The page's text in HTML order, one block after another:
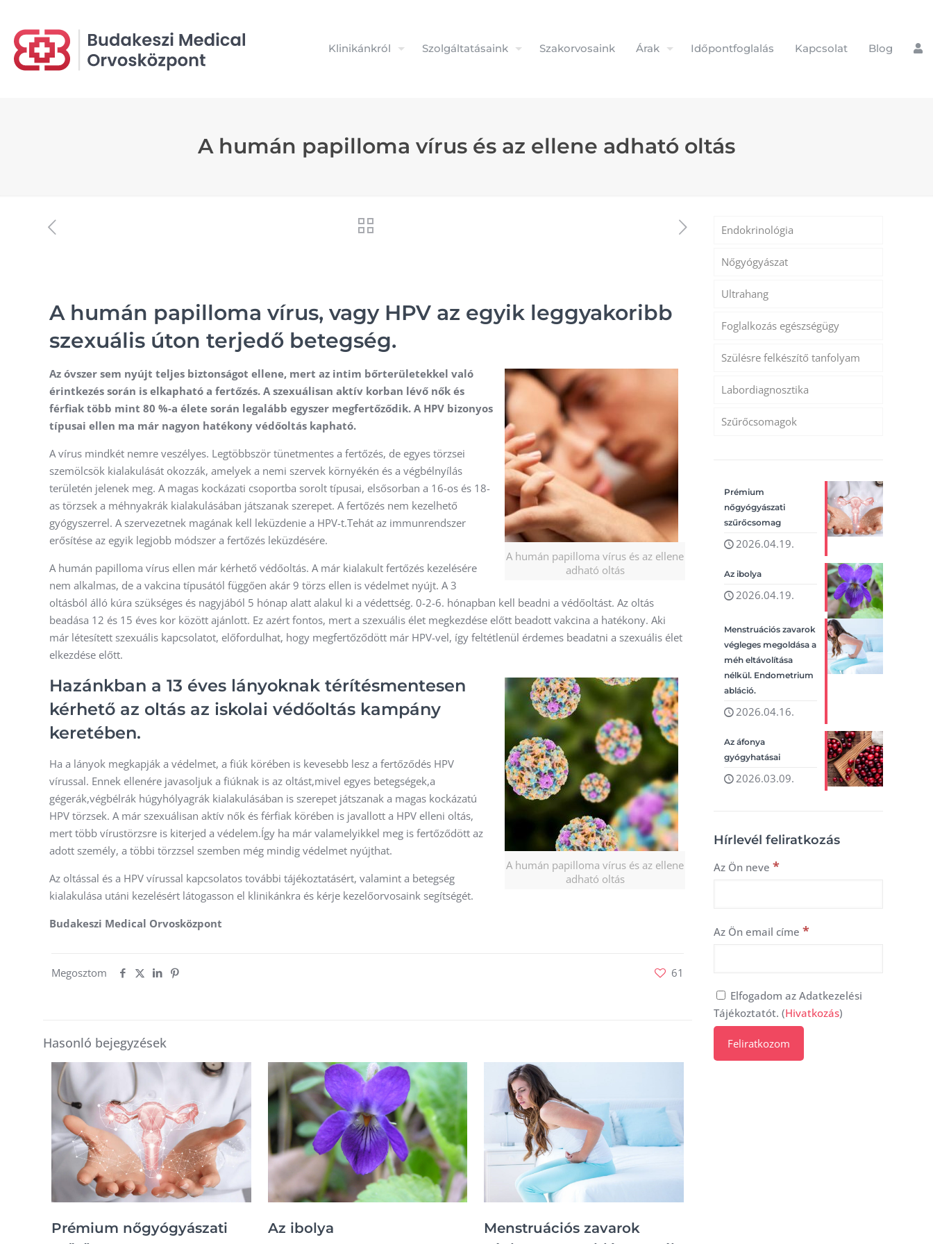
Klinikánkról Szolgáltatásaink Szakorvosaink Árak Időpontfoglalás Kapcsolat Blog
A humán papilloma vírus és az ellene adható oltás
A humán papilloma vírus, vagy HPV az egyik leggyakoribb
szexuális úton terjedő betegség.
A humán papilloma vírus és az ellene
adható oltás
Az óvszer sem nyújt teljes biztonságot ellene, mert az intim bőrterületekkel való
érintkezés során is elkapható a fertőzés. A szexuálisan aktív korban lévő nők és
férfiak több mint 80 %-a élete során legalább egyszer megfertőződik. A HPV bizonyos
típusai ellen ma már nagyon hatékony védőoltás kapható.
A vírus mindkét nemre veszélyes. Legtöbbször tünetmentes a fertőzés, de egyes törzsei
szemölcsök kialakulását okozzák, amelyek a nemi szervek környékén és a végbélnyílás
területén jelenek meg. A magas kockázati csoportba sorolt típusai, elsősorban a 16-os és 18-
as törzsek a méhnyakrák kialakulásában játszanak szerepet. A fertőzés nem kezelhető
gyógyszerrel. A szervezetnek magának kell leküzdenie a HPV-t.Tehát az immunrendszer
erősítése az egyik legjobb módszer a fertőzés leküzdésére.
A humán papilloma vírus ellen már kérhető védőoltás. A már kialakult fertőzés kezelésére
nem alkalmas, de a vakcina típusától függően akár 9 törzs ellen is védelmet nyújt. A 3
oltásból álló kúra szükséges és nagyjából 5 hónap alatt alakul ki a védettség. 0-2-6. hónapban kell beadni a védőoltást. Az oltás
beadása 12 és 15 éves kor között ajánlott. Ez azért fontos, mert a szexuális élet megkezdése előtt beadott vakcina a hatékony. Aki
már létesített szexuális kapcsolatot, előfordulhat, hogy megfertőződött már HPV-vel, így feltétlenül érdemes beadatni a szexuális élet
elkezdése előtt.
A humán papilloma vírus és az ellene
adható oltás
Hazánkban a 13 éves lányoknak térítésmentesen
kérhető az oltás az iskolai védőoltás kampány
keretében.
Ha a lányok megkapják a védelmet, a fiúk körében is kevesebb lesz a fertőződés HPV
vírussal. Ennek ellenére javasoljuk a fiúknak is az oltást,mivel egyes betegségek,a
gégerák,végbélrák húgyhólyagrák kialakulásában is szerepet játszanak a magas kockázatú
HPV törzsek. A már szexuálisan aktív nők és férfiak körében is javallott a HPV elleni oltás,
mert több vírustörzsre is kiterjed a védelem.Így ha már valamelyikkel meg is fertőződött az
adott személy, a többi törzzsel szemben még mindig védelmet nyújthat.
Az oltással és a HPV vírussal kapcsolatos további tájékoztatásért, valamint a betegség
kialakulása utáni kezelésért látogasson el klinikánkra és kérje kezelőorvosaink segítségét.
Budakeszi Medical Orvosközpont
Megosztom 61
Hasonló bejegyzések
Prémium nőgyógyászati
Az ibolya
Menstruációs zavarok
Endokrinológia
Nőgyógyászat
Ultrahang
Foglalkozás egészségügy
Szülésre felkészítő tanfolyam
Labordiagnosztika
Szűrőcsomagok
Prémium
nőgyógyászati
szűrőcsomag
2026.04.19.
Az ibolya
2026.04.19.
Menstruációs zavarok
végleges megoldása a
méh eltávolítása
nélkül. Endometrium
abláció.
2026.04.16.
Az áfonya
gyógyhatásai
2026.03.09.
Hírlevél feliratkozás
Az Ön neve *
Az Ön email címe *
Elfogadom az Adatkezelési
Tájékoztatót. (Hivatkozás)